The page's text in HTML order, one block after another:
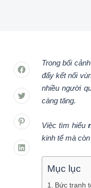
Trong bối
đẩy kết nối
nhiều người
càng tăng.
Việc tìm hiểu
kinh tế mà
Mục lục
Bức tranh